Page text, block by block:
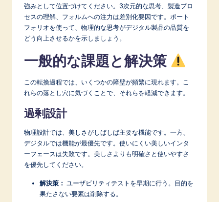
強みとして位置づけてください。3次元的な思考、製造プロ
セスの理解、フォルムへの注力は差別化要因です。ポート
フォリオを使って、物理的な思考がデジタル製品の品質を
どう向上させるかを示しましょう。
一般的な課題と解決策
この転換過程では、いくつかの障壁が頻繁に現れます。こ
れらの落とし穴に気づくことで、それらを軽減できます。
過剰設計
物理設計では、美しさがしばしば主要な機能です。一方、
デジタルでは機能が最優先です。使いにくい美しいインタ
ーフェースは失敗です。美しさよりも明確さと使いやすさ
を優先してください。
解決策： ユーザビリティテストを早期に行う。目的を
果たさない要素は削除する。